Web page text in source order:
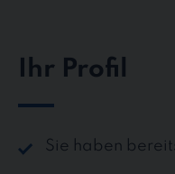
Ihr Profil
Sie haben